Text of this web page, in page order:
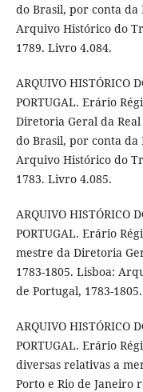
do Brasil, por conta da
Arquivo Histórico do
1789. Livro 4.084.
ARQUIVO HISTÓRICO
PORTUGAL. Erário
Diretoria Geral da
do Brasil, por conta da
Arquivo Histórico do
1783. Livro 4.085.
ARQUIVO HISTÓRICO
PORTUGAL. Erário
mestre da Diretoria
1783-1805. Lisboa:
de Portugal, 1783-
ARQUIVO HISTÓRICO
PORTUGAL. Erário
diversas relativas a
Porto e Rio de Janeiro